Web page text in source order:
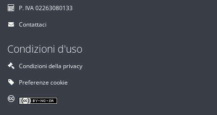
P. IVA 02263080133
Contattaci
Condizioni d'uso
Condizioni della privacy
Preferenze cookie